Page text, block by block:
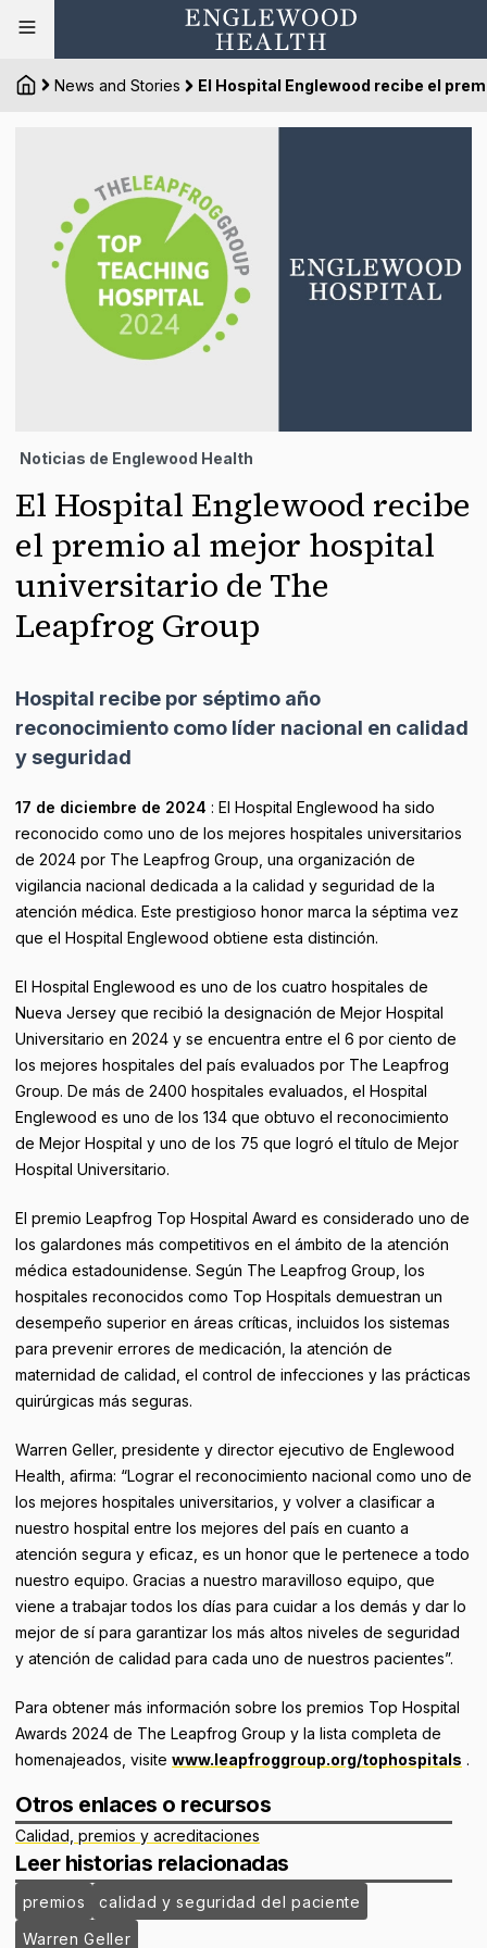
News and Stories El Hospital Englewood recibe el
Otros enlaces o recursos
Calidad, premios y acreditaciones
Leer historias relacionadas
premios
calidad y seguridad del paciente
Warren Geller
Noticias de Englewood Health
El Hospital Englewood recibe
el premio al mejor hospital
universitario de The
Leapfrog Group
Hospital recibe por séptimo año
reconocimiento como líder nacional en calidad
y seguridad
17 de diciembre de 2024 : El Hospital Englewood ha sido
reconocido como uno de los mejores hospitales universitarios
de 2024 por The Leapfrog Group, una organización de
vigilancia nacional dedicada a la calidad y seguridad de la
atención médica. Este prestigioso honor marca la séptima vez
que el Hospital Englewood obtiene esta distinción.
El Hospital Englewood es uno de los cuatro hospitales de
Nueva Jersey que recibió la designación de Mejor Hospital
Universitario en 2024 y se encuentra entre el 6 por ciento de
los mejores hospitales del país evaluados por The Leapfrog
Group. De más de 2400 hospitales evaluados, el Hospital
Englewood es uno de los 134 que obtuvo el reconocimiento
de Mejor Hospital y uno de los 75 que logró el título de Mejor
Hospital Universitario.
El premio Leapfrog Top Hospital Award es considerado uno de
los galardones más competitivos en el ámbito de la atención
médica estadounidense. Según The Leapfrog Group, los
hospitales reconocidos como Top Hospitals demuestran un
desempeño superior en áreas críticas, incluidos los sistemas
para prevenir errores de medicación, la atención de
maternidad de calidad, el control de infecciones y las prácticas
quirúrgicas más seguras.
Warren Geller, presidente y director ejecutivo de Englewood
Health, afirma: “Lograr el reconocimiento nacional como uno de
los mejores hospitales universitarios, y volver a clasificar a
nuestro hospital entre los mejores del país en cuanto a
atención segura y eficaz, es un honor que le pertenece a todo
nuestro equipo. Gracias a nuestro maravilloso equipo, que
viene a trabajar todos los días para cuidar a los demás y dar lo
mejor de sí para garantizar los más altos niveles de seguridad
y atención de calidad para cada uno de nuestros pacientes”.
Para obtener más información sobre los premios Top Hospital
Awards 2024 de The Leapfrog Group y la lista completa de
homenajeados, visite www.leapfroggroup.org/tophospitals .